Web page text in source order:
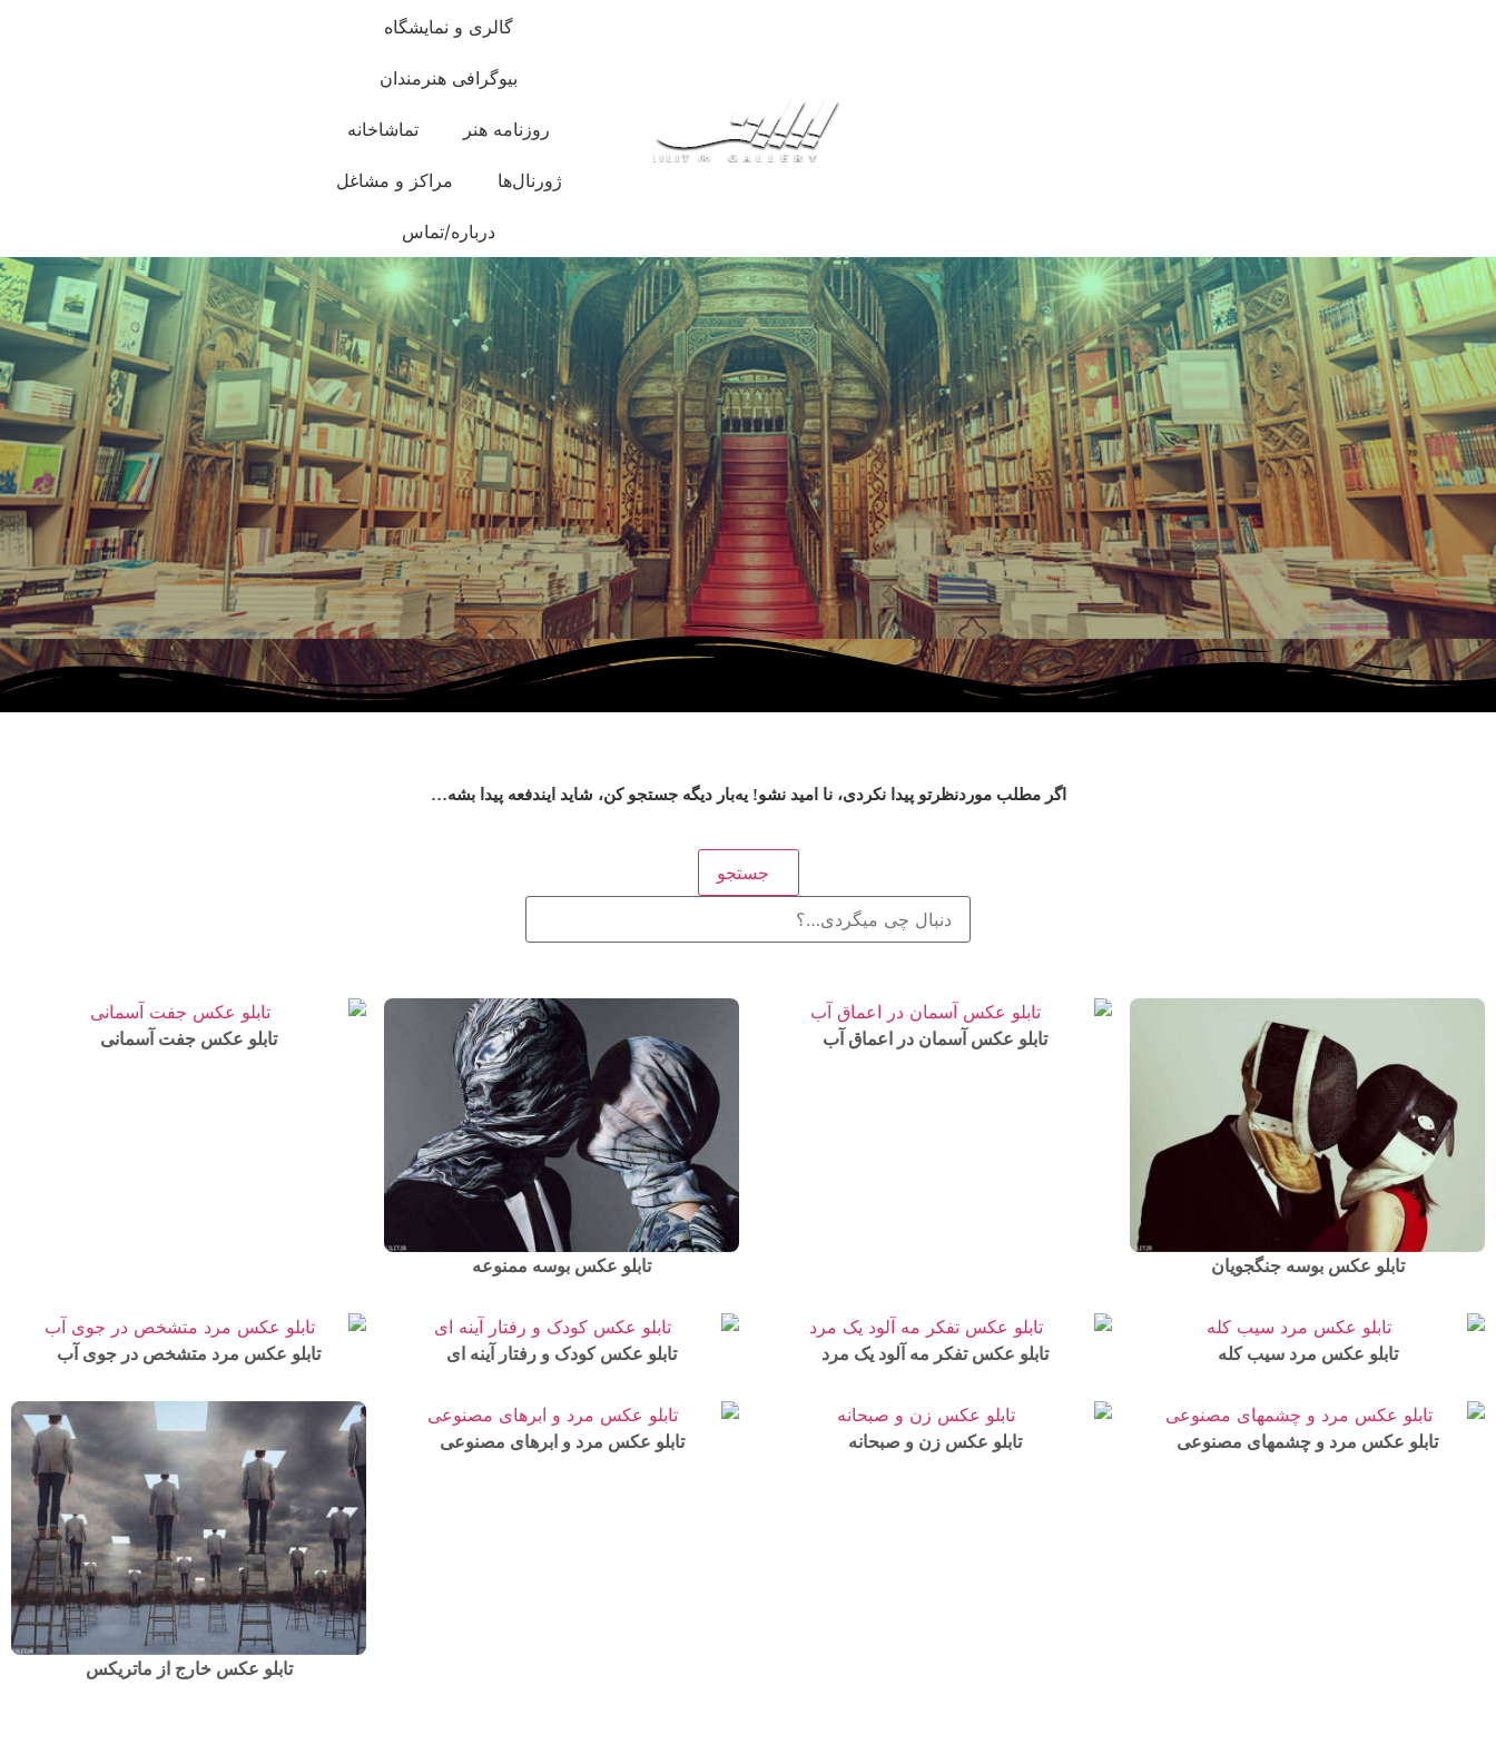
گالری و نمایشگاه
بیوگرافی هنرمندان
روزنامه هنر تماشاخانه
ژورنال‌ها مراکز و مشاغل
درباره/تماس
اگر مطلب موردنظرتو پیدا نکردی، نا امید نشو! یه‌بار دیگه جستجو کن، شاید ایندفعه پیدا بشه…
جستجو
تابلو عکس بوسه جنگجویان
تابلو عکس آسمان در اعماق آب
تابلو عکس بوسه ممنوعه
تابلو عکس جفت آسمانی
تابلو عکس مرد سیب کله تابلو عکس تفکر مه آلود یک مرد تابلو عکس کودک و رفتار آینه ای تابلو عکس مرد متشخص در جوی آب
تابلو عکس مرد و چشمهای مصنوعی تابلو عکس زن و صبحانه تابلو عکس مرد و ابرهای مصنوعی
تابلو عکس خارج از ماتریکس